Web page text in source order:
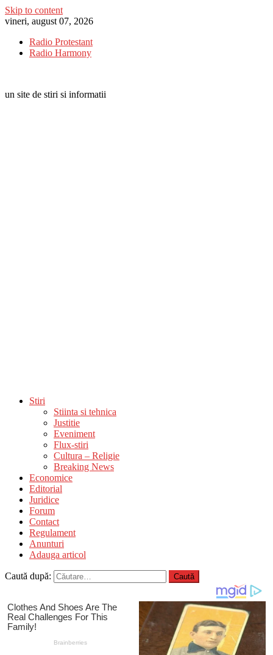
Skip to content
vineri, august 07, 2026
Radio Protestant
Radio Harmony
un site de stiri si informatii
Stiri
Stiinta si tehnica
Justitie
Eveniment
Flux-stiri
Cultura – Religie
Breaking News
Economice
Editorial
Juridice
Forum
Contact
Regulament
Anunturi
Adauga articol
Caută după: